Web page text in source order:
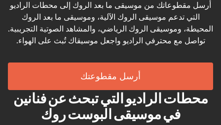
أرسل مقطوعاتك من موسيقى ما بعد الروك إلى محطات الراديو
التي تدعم موسيقى الروك الآلية، وموسيقى ما بعد الروك
المحيطة، وموسيقى الروك الرياضي، والمشاهد الصوتية التجريبية.
تواصل مع محترفي الراديو واجعل موسيقاك تُبث على الهواء.
أرسل مقطوعتك
محطات الراديو التي تبحث عن فنانين
في موسيقى البوست روك